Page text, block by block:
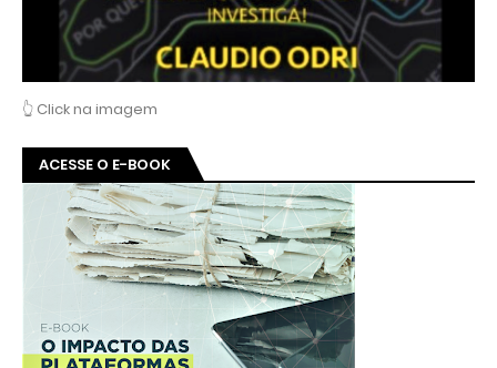
👆 Click na imagem
ACESSE O E-BOOK